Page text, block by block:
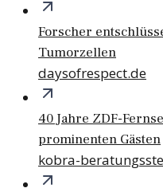
Forscher
Tumorzellen
daysofrespect.de
40 Jahre ZDF-
prominenten Gästen
kobra-